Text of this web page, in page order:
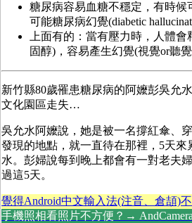
糖尿病容易血糖不穩定，有時候
可能糖尿病幻覺(diabetic
上面有的：當有壓力時，人體會
固醇)，容易產生幻覺(視覺or聽
新竹縣80歲罹患糖尿病的阿嬤彭吳允
文化園區走失…
吳允水阿嬤說，她是被一名撐紅傘、
發現的地點，就一直待在那裡，5天
水。彭婦說每到晚上都會有一對老夫
過這5天。
覺得Android中文輸入法(注音、倉頡)
手機照相看照片不方便？→